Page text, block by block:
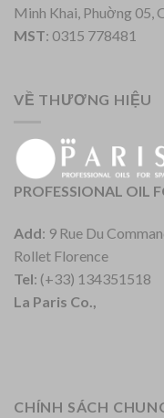
Minh Khai, Phuờng 05,
MST: 0315 778481
VỀ THƯƠNG HIỆU
PROFESSIONAL OIL
Add: 9 Rue Du
Rollet Florence
Tel: (+33) 134351518
La Paris Co.,
CHÍNH SÁCH